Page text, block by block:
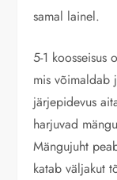
samal lainel.
5-1 koosseisus
mis võimaldab
järjepidevus
harjuvad
Mängujuht
katab väljakut